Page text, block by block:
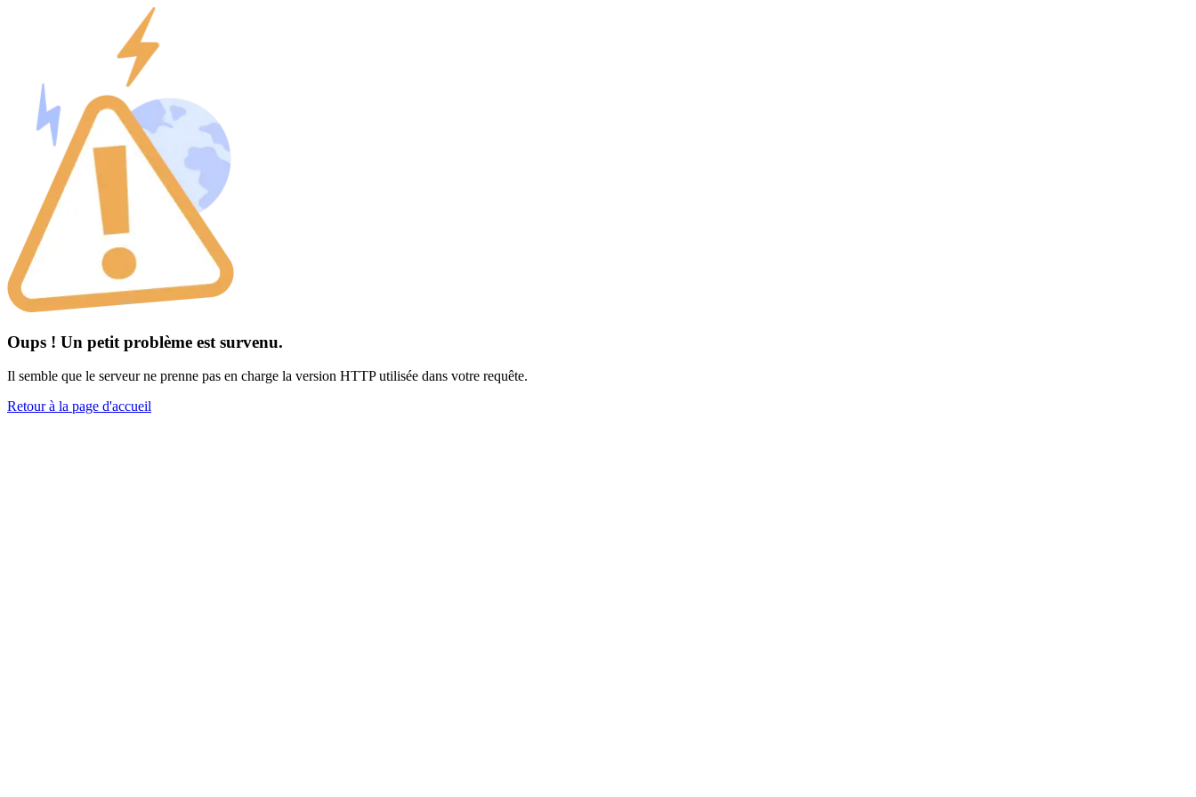
Oups ! Un petit problème est survenu.
Il semble que le serveur ne prenne pas en charge la version HTTP utilisée dans votre requête.
Retour à la page d'accueil